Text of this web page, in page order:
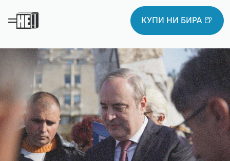
КУПИ НИ БИРА 🍺